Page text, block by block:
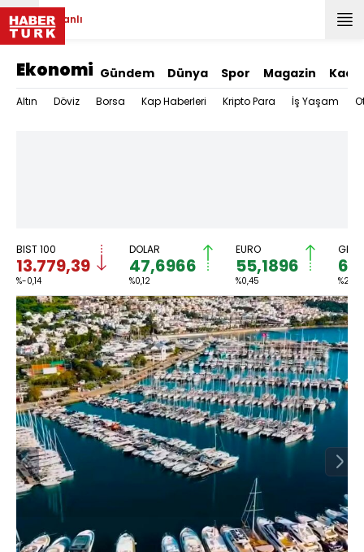
Canlı
Ekonomi Gündem Dünya Spor Magazin
Altın Döviz Borsa Kap Haberleri Kripto Para İş Yaşam
BIST 100
13.779,39
%-0,14
DOLAR
47,6966
%0,12
EURO
55,1896
%0,45 %2,59